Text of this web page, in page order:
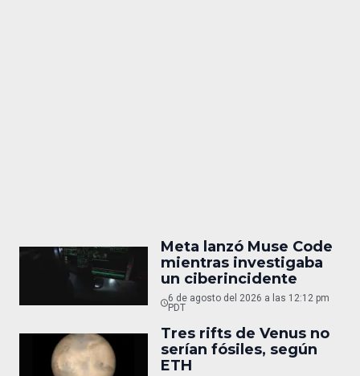
Meta lanzó Muse Code
mientras investigaba
un ciberincidente
6 de agosto del 2026 a las 12:12 pm
PDT
Tres rifts de Venus no
serían fósiles, según
ETH